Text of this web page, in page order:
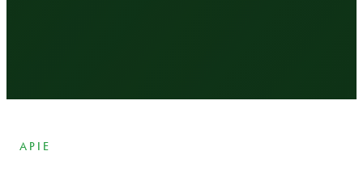
APIE